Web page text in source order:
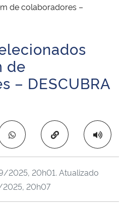
Abastecimento
e Comunicações
de colaboradores –
de
– DESCUBRA
Copiar para área
2025, 20h01. Atualizado
20h07